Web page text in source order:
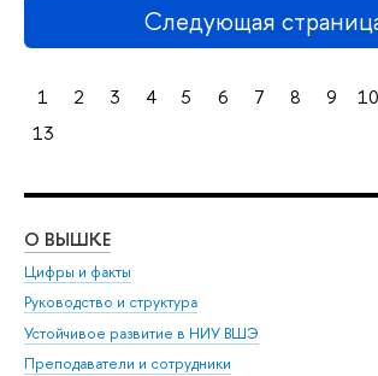
Следующая
1 2 3 4 5 6 7 8 9 10
13
О ВЫШКЕ
Цифры и факты
Руководство и структура
Устойчивое развитие в НИУ ВШЭ
Преподаватели и сотрудники